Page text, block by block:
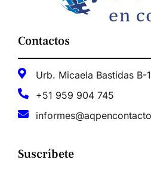
Contactos
Urb. Micaela Bastidas
+51 959 904 745
Suscríbete